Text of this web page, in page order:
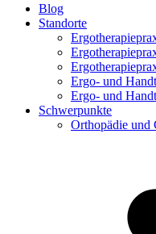
Blog
Standorte
Ergo- und
Ergo- und
Schwerpunkte
Orthopädie und